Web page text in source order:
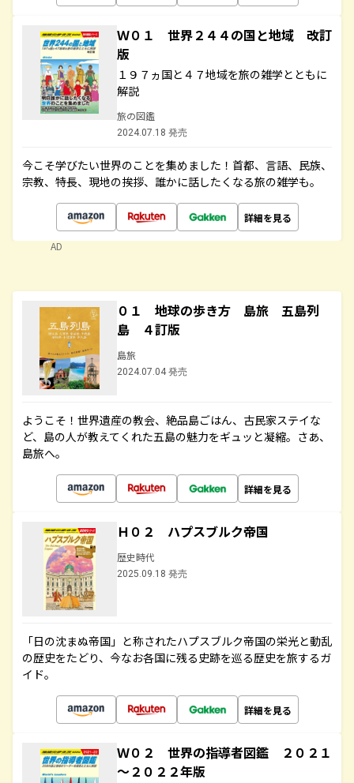
Ｗ０１ 世界２４４の国と地域 改訂
版
１９７ヵ国と４７地域を旅の雑学とともに
解説
旅の図鑑
2024.07.18 発売
今こそ学びたい世界のことを集めました！首都、言語、民族、
宗教、特長、現地の挨拶、誰かに話したくなる旅の雑学も。
詳細を見る
AD
０１ 地球の歩き方 島旅 五島列
島 ４訂版
島旅
2024.07.04 発売
ようこそ！世界遺産の教会、絶品島ごはん、古民家ステイな
ど、島の人が教えてくれた五島の魅力をギュッと凝縮。さあ、
島旅へ。
詳細を見る
Ｈ０２ ハプスブルク帝国
歴史時代
2025.09.18 発売
「日の沈まぬ帝国」と称されたハプスブルク帝国の栄光と動乱
の歴史をたどり、今なお各国に残る史跡を巡る歴史を旅するガ
イド。
詳細を見る
Ｗ０２ 世界の指導者図鑑 ２０２１
～２０２２年版